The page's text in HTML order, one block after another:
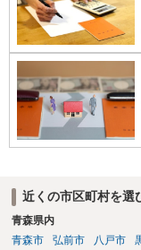
近くの市区町村を選
青森県内
青森市
弘前市 八戸市